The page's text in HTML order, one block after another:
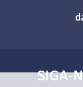
SIGA-